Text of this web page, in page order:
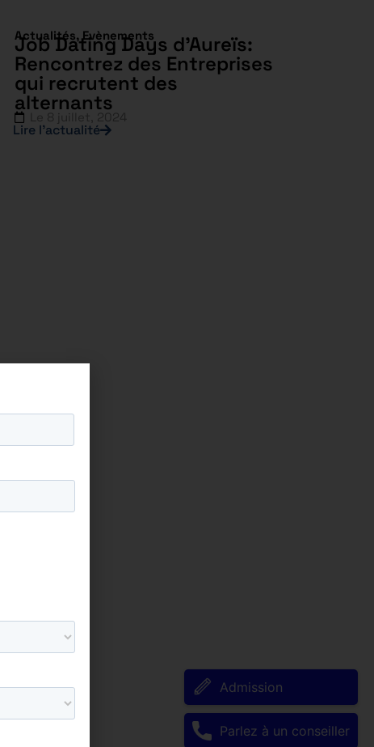
Actualités,Evènements
Job Dating Days d’Aureïs:
Rencontrez des Entreprises
qui recrutent des
alternants
Lire l’actualité
Admission
Parlez à un conseiller